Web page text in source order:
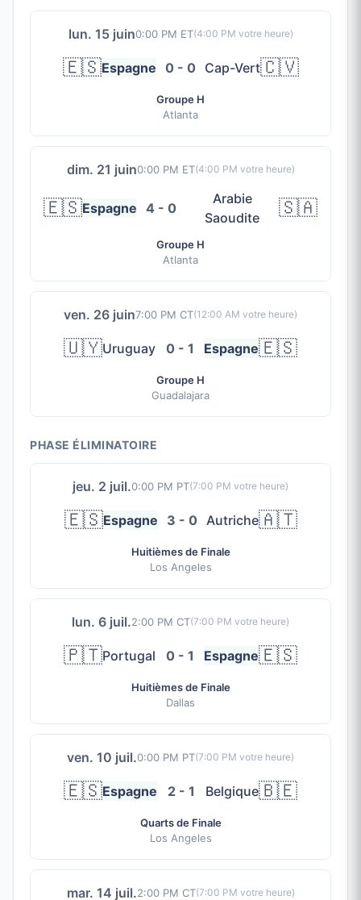
lun. 15 juin0:00 PM ET(4:00 PM votre heure)
🇪🇸Espagne 0 - 0 Cap-Vert🇨🇻
Groupe H
Atlanta
dim. 21 juin0:00 PM ET(4:00 PM votre heure)
🇪🇸Espagne 4 - 0
Arabie
Saoudite
🇸🇦
Groupe H
Atlanta
ven. 26 juin7:00 PM CT(12:00 AM votre heure)
🇺🇾Uruguay 0 - 1 Espagne🇪🇸
Groupe H
Guadalajara
PHASE ÉLIMINATOIRE
jeu. 2 juil.0:00 PM PT(7:00 PM votre heure)
🇪🇸Espagne 3 - 0 Autriche🇦🇹
Huitièmes de Finale
Los Angeles
lun. 6 juil.2:00 PM CT(7:00 PM votre heure)
🇵🇹Portugal 0 - 1 Espagne🇪🇸
Huitièmes de Finale
Dallas
ven. 10 juil.0:00 PM PT(7:00 PM votre heure)
🇪🇸Espagne 2 - 1 Belgique🇧🇪
Quarts de Finale
Los Angeles
mar. 14 juil.2:00 PM CT(7:00 PM votre heure)